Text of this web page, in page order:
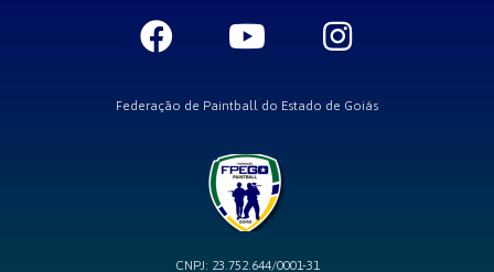
Federação de Paintball do Estado de Goiás
CNPJ: 23.752.644/0001-31